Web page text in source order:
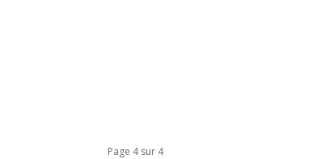
Page 4 sur 4